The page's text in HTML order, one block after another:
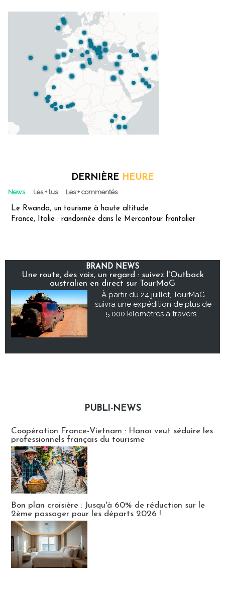
DERNIÈRE HEURE
News Les + lus Les + commentés
Le Rwanda, un tourisme à haute altitude
France, Italie : randonnée dans le Mercantour frontalier
BRAND NEWS
Une route, des voix, un regard : suivez l’Outback
australien en direct sur TourMaG
À partir du 24 juillet, TourMaG
suivra une expédition de plus de
5 000 kilomètres à travers...
PUBLI-NEWS
Coopération France-Vietnam : Hanoï veut séduire les
professionnels français du tourisme
Bon plan croisière : Jusqu'à 60% de réduction sur le
2ème passager pour les départs 2026 !